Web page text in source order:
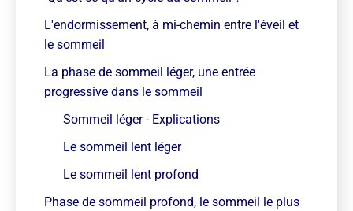
L'endormissement, à mi-chemin entre l'éveil et
le sommeil
La phase de sommeil léger, une entrée
progressive dans le sommeil
Sommeil léger - Explications
Le sommeil lent léger
Le sommeil lent profond
Phase de sommeil profond, le sommeil le plus